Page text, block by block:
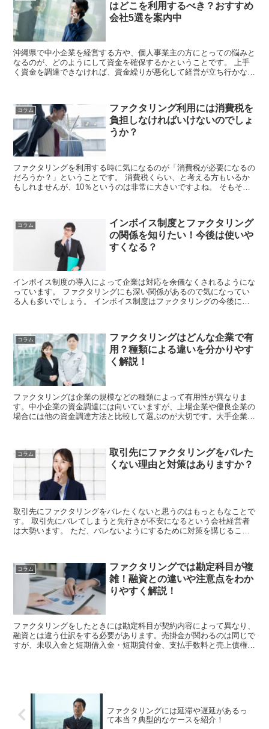
はどこを利用するべき？おすすめ
会社5選を案内中
沖縄県で中小企業を経営する方や、個人事業主の方にとっての悩みと
なるのが、どのようにして資金を確保するかということです。 上手
く資金を調達できなければ、資金繰りが悪化して経営が立ち行かなく
コラム
ファクタリング利用には消費税を
負担しなければいけないのでしょ
うか？
ファクタリングを利用する時に気になるのが「消費税が必要になるの
だろうか？」ということです。 消費税くらい、と考える方もいるか
もしれませんが、10％というのは非常に大きいですよね。 そもそも
コラム
インボイス制度とファクタリング
の関係を知りたい！今後は使いや
すくなる？
インボイス制度の導入によって企業は対応を余儀なくされるようにな
っています。 ファクタリングにも深い関係があるので気になってい
る人も多いでしょう。 インボイス制度はファクタリングの今後にど
コラム
ファクタリングはどんな企業で有
用？種類による違いを分かりやす
く解説！
ファクタリングは企業の規模などの種類によって有用性が異なりま
す。中小企業の資金調達には向いていますが、上場企業や優良企業の
場合には他の資金調達方法と比較して選ぶのが大切です。大手企業の
コラム
取引先にファクタリングをバレた
くない理由と対策はありますか？
取引先にファクタリングをバレたくないと思うのはもっともなことで
す。 取引先にバレてしまうと先行きが不安になるという会社経営者
は大勢います。 ただ、バレないようにするために対策を講じること
コラム
ファクタリングでは勘定科目が複
雑！融資との違いや注意点をわか
りやすく解説！
ファクタリングをしたときには勘定科目が契約内容によって異なり、
融資とは違う仕訳をする必要があります。売掛金が関わるのは同じで
すが、未収入金と短期借入金・短期貸付金、支払手数料と売上債権売
ファクタリングには延滞や遅延があるっ
て本当？典型的なケースを紹介！